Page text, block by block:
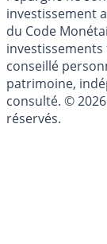
Les articles et
l'épargne ne
investissement
du Code
conseillé
patrimoine,